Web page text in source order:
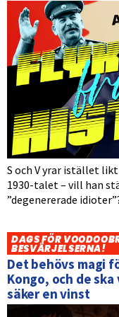
S och V yrar istället
1930-talet – vill han
”degenererade
DAGS FÖR
BESVÄRJELSERNA!
Det behövs magi
Kongo, och de
säker en vinst